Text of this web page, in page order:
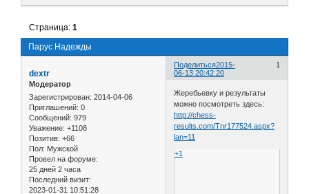
Парус Надежды
Страница:1
Поделиться 1
2015-
06-13 20:42:20
dextr
Модератор
Зарегистрирован: 2014-04-06
Приглашений: 0
Сообщений: 979
Уважение: +1108
Позитив: +66
Пол: Мужской
Провел на форуме:
25 дней 2 часа
Последний визит:
2023-01-31 10:51:28
Жеребьевку и результаты
можно посмотреть здесь:
http://chess-
results.com/Tnr177524.aspx?
lan=11
+1